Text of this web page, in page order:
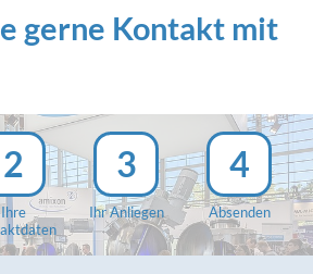
gerne Kontakt mit
2
Ihre
3
Ihr Anliegen
4
Absenden